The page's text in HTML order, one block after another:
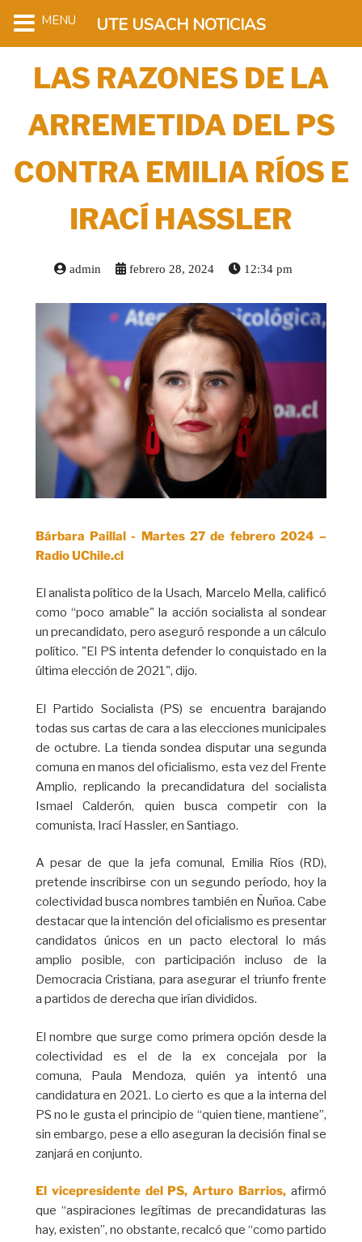
LAS RAZONES DE LA
ARREMETIDA DEL PS
CONTRA EMILIA RÍOS E
IRACÍ HASSLER
admin febrero 28, 2024 12:34 pm
Bárbara Paillal - Martes 27 de febrero 2024 –
Radio UChile.cl
El analista político de la Usach, Marcelo Mella, calificó
como “poco amable" la acción socialista al sondear
un precandidato, pero aseguró responde a un cálculo
político. "El PS intenta defender lo conquistado en la
última elección de 2021", dijo.
El Partido Socialista (PS) se encuentra barajando
todas sus cartas de cara a las elecciones municipales
de octubre. La tienda sondea disputar una segunda
comuna en manos del oficialismo, esta vez del Frente
Amplio, replicando la precandidatura del socialista
Ismael Calderón, quien busca competir con la
comunista, Irací Hassler, en Santiago.
A pesar de que la jefa comunal, Emilia Ríos (RD),
pretende inscribirse con un segundo período, hoy la
colectividad busca nombres también en Ñuñoa. Cabe
destacar que la intención del oficialismo es presentar
candidatos únicos en un pacto electoral lo más
amplio posible, con participación incluso de la
Democracia Cristiana, para asegurar el triunfo frente
a partidos de derecha que irían divididos.
El nombre que surge como primera opción desde la
colectividad es el de la ex concejala por la
comuna, Paula Mendoza, quién ya intentó una
candidatura en 2021. Lo cierto es que a la interna del
PS no le gusta el principio de “quien tiene, mantiene”,
sin embargo, pese a ello aseguran la decisión final se
zanjará en conjunto.
El vicepresidente del PS, Arturo Barrios, afirmó
que “aspiraciones legítimas de precandidaturas las
hay, existen”, no obstante, recalcó que “como partido
MENU UTE USACH NOTICIAS